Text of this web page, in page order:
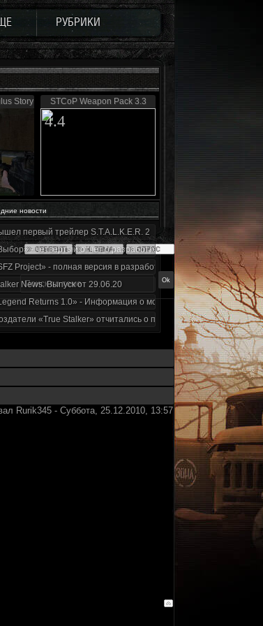
РУБРИКИ
Story 0.5 STCoP Weapon Pack 3.3
4.4
новости
первый трейлер S.T.A.L.K.E.R. 2
- четвертый отчет о разработке!
Project» - полная версия в разработке!
News. Выпуск от 29.06.20
Returns 1.0» - Информация о моде за июнь 2020
«True Stalker» отчитались о проделанной работе
Rurik345 - Суббота, 25.12.2010, 13:57